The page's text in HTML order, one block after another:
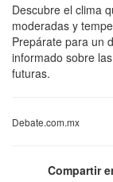
Descubre el clima
moderadas y
Prepárate para un
informado sobre
futuras.
Debate.com.mx
Compartir